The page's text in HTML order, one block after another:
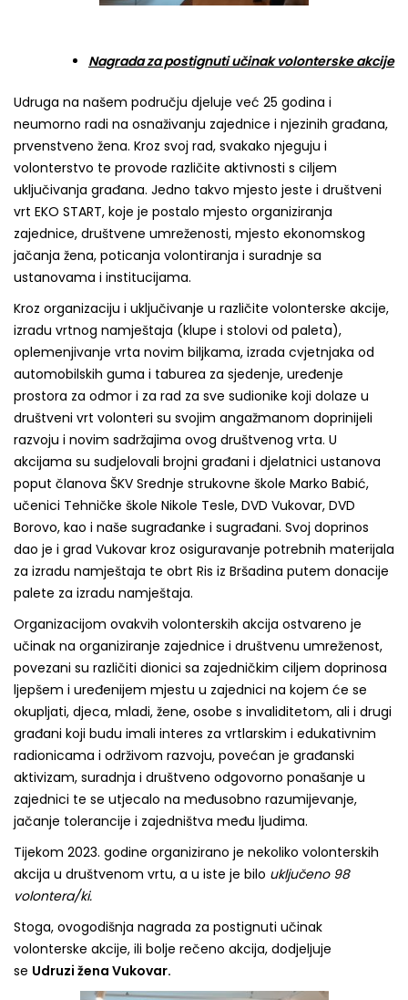
Nagrada za postignuti učinak volonterske akcije
Udruga na našem području djeluje već 25 godina i
neumorno radi na osnaživanju zajednice i njezinih građana,
prvenstveno žena. Kroz svoj rad, svakako njeguju i
volonterstvo te provode različite aktivnosti s ciljem
uključivanja građana. Jedno takvo mjesto jeste i društveni
vrt EKO START, koje je postalo mjesto organiziranja
zajednice, društvene umreženosti, mjesto ekonomskog
jačanja žena, poticanja volontiranja i suradnje sa
ustanovama i institucijama.
Kroz organizaciju i uključivanje u različite volonterske akcije,
izradu vrtnog namještaja (klupe i stolovi od paleta),
oplemenjivanje vrta novim biljkama, izrada cvjetnjaka od
automobilskih guma i taburea za sjedenje, uređenje
prostora za odmor i za rad za sve sudionike koji dolaze u
društveni vrt volonteri su svojim angažmanom doprinijeli
razvoju i novim sadržajima ovog društvenog vrta. U
akcijama su sudjelovali brojni građani i djelatnici ustanova
poput članova ŠKV Srednje strukovne škole Marko Babić,
učenici Tehničke škole Nikole Tesle, DVD Vukovar, DVD
Borovo, kao i naše sugrađanke i sugrađani. Svoj doprinos
dao je i grad Vukovar kroz osiguravanje potrebnih materijala
za izradu namještaja te obrt Ris iz Bršadina putem donacije
palete za izradu namještaja.
Organizacijom ovakvih volonterskih akcija ostvareno je
učinak na organiziranje zajednice i društvenu umreženost,
povezani su različiti dionici sa zajedničkim ciljem doprinosa
ljepšem i uređenijem mjestu u zajednici na kojem će se
okupljati, djeca, mladi, žene, osobe s invaliditetom, ali i drugi
građani koji budu imali interes za vrtlarskim i edukativnim
radionicama i održivom razvoju, povećan je građanski
aktivizam, suradnja i društveno odgovorno ponašanje u
zajednici te se utjecalo na međusobno razumijevanje,
jačanje tolerancije i zajedništva među ljudima.
Tijekom 2023. godine organizirano je nekoliko volonterskih
akcija u društvenom vrtu, a u iste je bilo uključeno 98
volontera/ki.
Stoga, ovogodišnja nagrada za postignuti učinak
volonterske akcije, ili bolje rečeno akcija, dodjeljuje
se Udruzi žena Vukovar.